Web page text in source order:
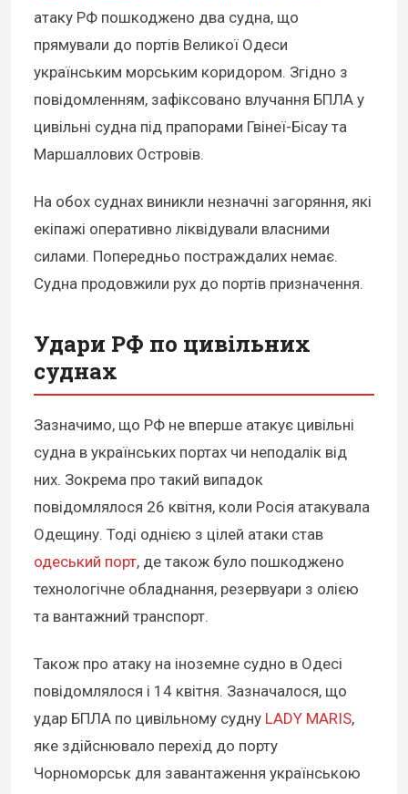
атаку РФ пошкоджено два судна, що
прямували до портів Великої Одеси
українським морським коридором. Згідно з
повідомленням, зафіксовано влучання БПЛА у
цивільні судна під прапорами Гвінеї-Бісау та
Маршаллових Островів.
На обох суднах виникли незначні загоряння, які
екіпажі оперативно ліквідували власними
силами. Попередньо постраждалих немає.
Судна продовжили рух до портів призначення.
Удари РФ по цивільних
суднах
Зазначимо, що РФ не вперше атакує цивільні
судна в українських портах чи неподалік від
них. Зокрема про такий випадок
повідомлялося 26 квітня, коли Росія атакувала
Одещину. Тоді однією з цілей атаки став
одеський порт, де також було пошкоджено
технологічне обладнання, резервуари з олією
та вантажний транспорт.
Також про атаку на іноземне судно в Одесі
повідомлялося і 14 квітня. Зазначалося, що
удар БПЛА по цивільному судну LADY MARIS,
яке здійснювало перехід до порту
Чорноморськ для завантаження українською